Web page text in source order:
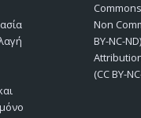
Non
BY-NC-
(CC BY-